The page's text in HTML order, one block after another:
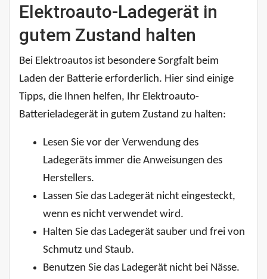
Elektroauto-Ladegerät in
gutem Zustand halten
Bei Elektroautos ist besondere Sorgfalt beim
Laden der Batterie erforderlich. Hier sind einige
Tipps, die Ihnen helfen, Ihr Elektroauto-
Batterieladegerät in gutem Zustand zu halten:
Lesen Sie vor der Verwendung des
Ladegeräts immer die Anweisungen des
Herstellers.
Lassen Sie das Ladegerät nicht eingesteckt,
wenn es nicht verwendet wird.
Halten Sie das Ladegerät sauber und frei von
Schmutz und Staub.
Benutzen Sie das Ladegerät nicht bei Nässe.